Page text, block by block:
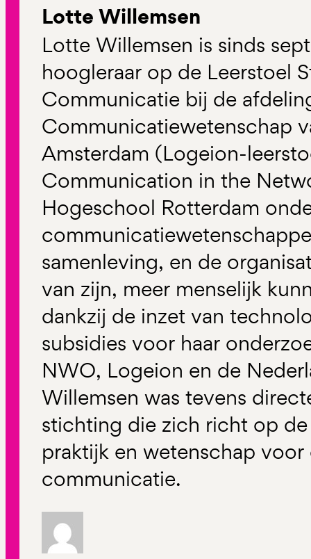
Lotte Willemsen
Lotte Willemsen is sinds
hoogleraar op de Leerstoel
Communicatie bij de
Communicatiewetenschap
Amsterdam (Logeion-
Communication in the
Hogeschool Rotterdam
samenleving, en de
van zijn, meer menselijk
dankzij de inzet van
subsidies voor haar
NWO, Logeion en de
Willemsen was tevens
stichting die zich richt op
praktijk en wetenschap
communicatie.